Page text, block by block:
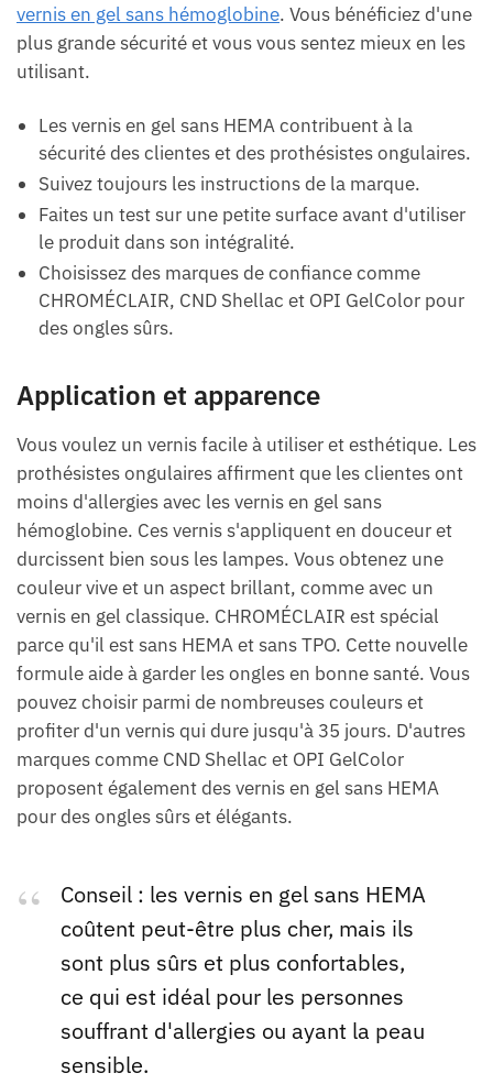
vernis en gel sans hémoglobine. Vous bénéficiez d'une
plus grande sécurité et vous vous sentez mieux en les
utilisant.
Les vernis en gel sans HEMA contribuent à la
sécurité des clientes et des prothésistes ongulaires.
Suivez toujours les instructions de la marque.
Faites un test sur une petite surface avant d'utiliser
le produit dans son intégralité.
Choisissez des marques de confiance comme
CHROMÉCLAIR, CND Shellac et OPI GelColor pour
des ongles sûrs.
Application et apparence
Vous voulez un vernis facile à utiliser et esthétique. Les
prothésistes ongulaires affirment que les clientes ont
moins d'allergies avec les vernis en gel sans
hémoglobine. Ces vernis s'appliquent en douceur et
durcissent bien sous les lampes. Vous obtenez une
couleur vive et un aspect brillant, comme avec un
vernis en gel classique. CHROMÉCLAIR est spécial
parce qu'il est sans HEMA et sans TPO. Cette nouvelle
formule aide à garder les ongles en bonne santé. Vous
pouvez choisir parmi de nombreuses couleurs et
profiter d'un vernis qui dure jusqu'à 35 jours. D'autres
marques comme CND Shellac et OPI GelColor
proposent également des vernis en gel sans HEMA
pour des ongles sûrs et élégants.
Conseil : les vernis en gel sans HEMA
coûtent peut-être plus cher, mais ils
sont plus sûrs et plus confortables,
ce qui est idéal pour les personnes
souffrant d'allergies ou ayant la peau
sensible.